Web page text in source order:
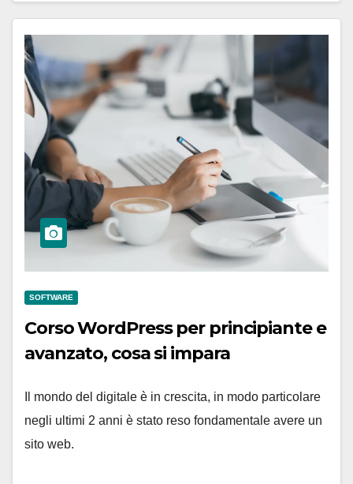
SOFTWARE
Corso WordPress per principiante e
avanzato, cosa si impara
Il mondo del digitale è in crescita, in modo particolare
negli ultimi 2 anni è stato reso fondamentale avere un
sito web.